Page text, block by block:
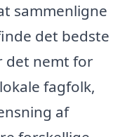
sammenligne
det bedste
det nemt for
fagfolk,
af